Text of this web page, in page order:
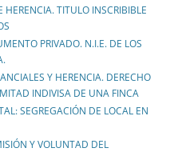
TITULO INSCRIBIBLE
PRIVADO. N.I.E. DE LOS
Y HERENCIA. DERECHO
INDIVISA DE UNA FINCA
SEGREGACIÓN DE LOCAL EN
Y VOLUNTAD DEL